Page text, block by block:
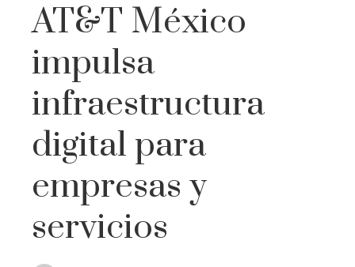
AT&T México
impulsa
infraestructura
digital para
empresas y
servicios